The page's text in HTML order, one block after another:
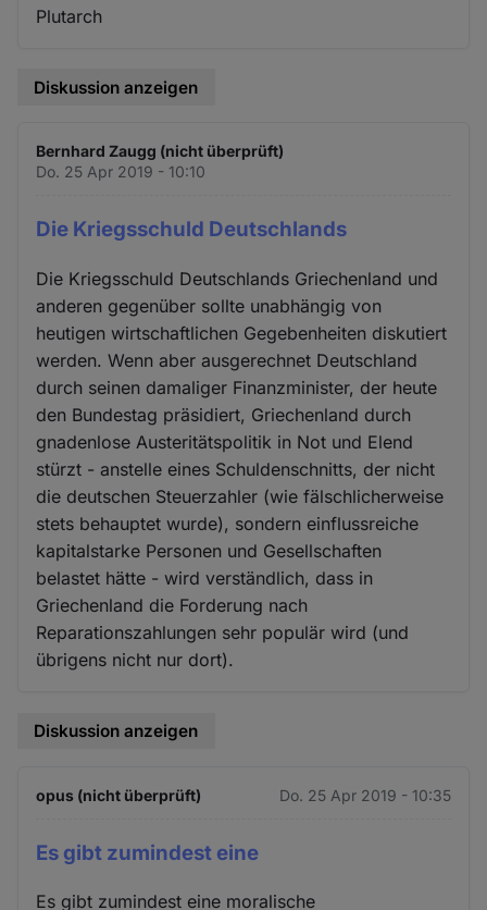
Plutarch
Diskussion anzeigen
Bernhard Zaugg (nicht überprüft)
Do. 25 Apr 2019 - 10:10
Die Kriegsschuld Deutschlands
Die Kriegsschuld Deutschlands Griechenland und
anderen gegenüber sollte unabhängig von
heutigen wirtschaftlichen Gegebenheiten diskutiert
werden. Wenn aber ausgerechnet Deutschland
durch seinen damaliger Finanzminister, der heute
den Bundestag präsidiert, Griechenland durch
gnadenlose Austeritätspolitik in Not und Elend
stürzt - anstelle eines Schuldenschnitts, der nicht
die deutschen Steuerzahler (wie fälschlicherweise
stets behauptet wurde), sondern einflussreiche
kapitalstarke Personen und Gesellschaften
belastet hätte - wird verständlich, dass in
Griechenland die Forderung nach
Reparationszahlungen sehr populär wird (und
übrigens nicht nur dort).
Diskussion anzeigen
opus (nicht überprüft) Do. 25 Apr 2019 - 10:35
Es gibt zumindest eine
Es gibt zumindest eine moralische